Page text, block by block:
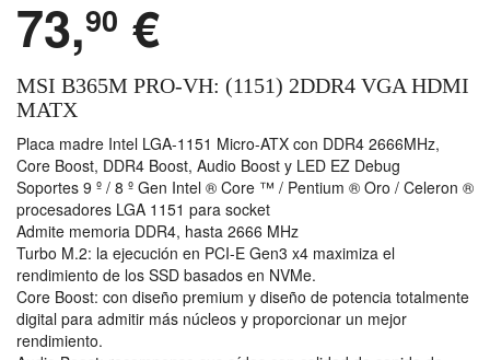
73,90 €
MSI B365M PRO-VH: (1151) 2DDR4 VGA HDMI
MATX
Placa madre Intel LGA-1151 Micro-ATX con DDR4 2666MHz,
Core Boost, DDR4 Boost, Audio Boost y LED EZ Debug
Soportes 9 º / 8 º Gen Intel ® Core ™ / Pentium ® Oro / Celeron ®
procesadores LGA 1151 para socket
Admite memoria DDR4, hasta 2666 MHz
Turbo M.2: la ejecución en PCI-E Gen3 x4 maximiza el
rendimiento de los SSD basados ​​en NVMe.
Core Boost: con diseño premium y diseño de potencia totalmente
digital para admitir más núcleos y proporcionar un mejor
rendimiento.